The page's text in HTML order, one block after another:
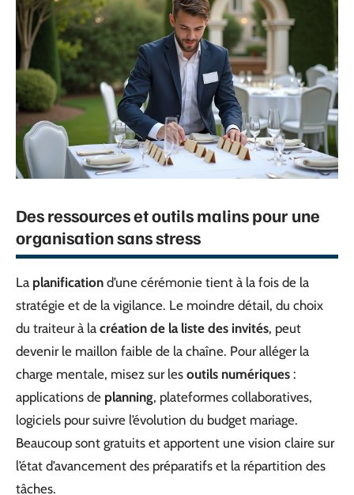
Des ressources et outils malins pour une
organisation sans stress
La planification d’une cérémonie tient à la fois de la
stratégie et de la vigilance. Le moindre détail, du choix
du traiteur à la création de la liste des invités, peut
devenir le maillon faible de la chaîne. Pour alléger la
charge mentale, misez sur les outils numériques :
applications de planning, plateformes collaboratives,
logiciels pour suivre l’évolution du budget mariage.
Beaucoup sont gratuits et apportent une vision claire sur
l’état d’avancement des préparatifs et la répartition des
tâches.